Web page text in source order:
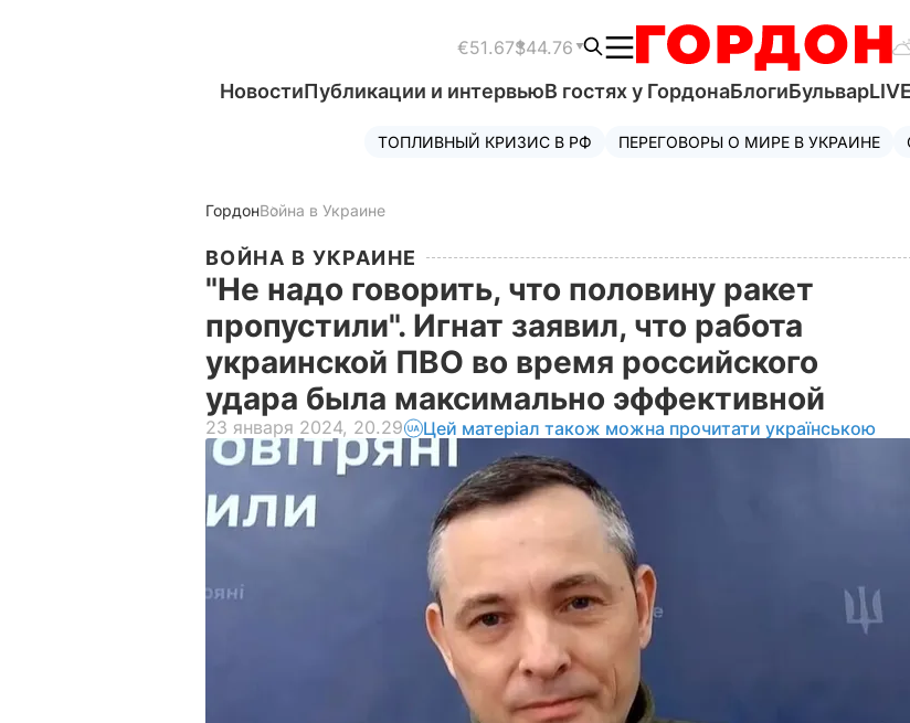
€51.67$44.76
НовостиПубликации и интервьюВ гостях у ГордонаБлогиБульварLIVE
ТОПЛИВНЫЙ КРИЗИС В РФ ПЕРЕГОВОРЫ О МИРЕ В УКРАИНЕ
ГордонВойна в Украине
ВОЙНА В УКРАИНЕ
"Не надо говорить, что половину ракет
пропустили". Игнат заявил, что работа
украинской ПВО во время российского
удара была максимально эффективной
23 января 2024, 20.29 Цей матеріал також можна прочитати українською